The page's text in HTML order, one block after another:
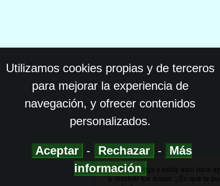
Utilizamos cookies propias y de terceros
para mejorar la experiencia de
navegación, y ofrecer contenidos
personalizados.
Aceptar - Rechazar -
Más
información